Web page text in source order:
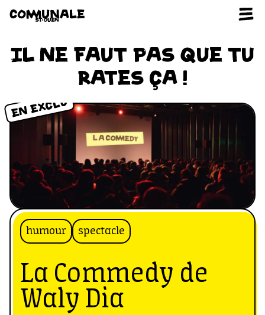
Aller au contenu
IL NE FAUT PAS QUE TU
RATES ÇA !
EN EXCLU
humour spectacle
La Commedy de
Waly Dia